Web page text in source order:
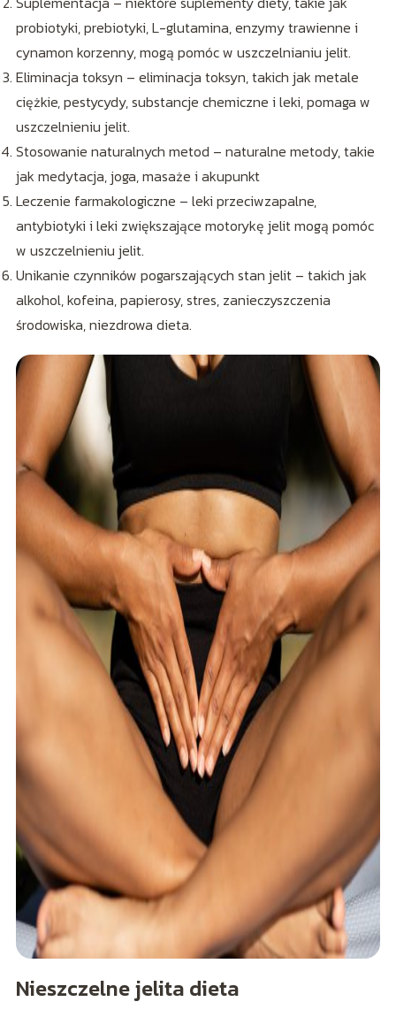
probiotyki, prebiotyki, L-glutamina, enzymy trawienne i
cynamon korzenny, mogą pomóc w uszczelnianiu jelit.
Eliminacja toksyn – eliminacja toksyn, takich jak metale
ciężkie, pestycydy, substancje chemiczne i leki, pomaga w
uszczelnieniu jelit.
Stosowanie naturalnych metod – naturalne metody, takie
jak medytacja, joga, masaże i akupunkt
Leczenie farmakologiczne – leki przeciwzapalne,
antybiotyki i leki zwiększające motorykę jelit mogą pomóc
w uszczelnieniu jelit.
Unikanie czynników pogarszających stan jelit – takich jak
alkohol, kofeina, papierosy, stres, zanieczyszczenia
środowiska, niezdrowa dieta.
Nieszczelne jelita dieta